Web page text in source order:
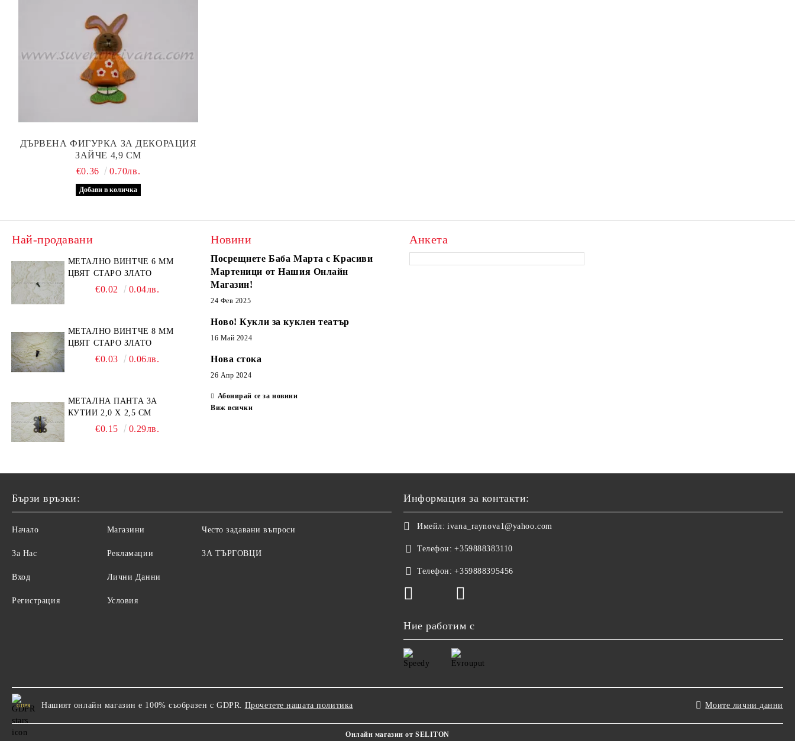
ДЪРВЕНА ФИГУРКА ЗА ДЕКОРАЦИЯ
ЗАЙЧЕ 4,9 СМ
€0.36
0.70лв.
Най-продавани
МЕТАЛНО ВИНТЧЕ 6 ММ
ЦВЯТ СТАРО ЗЛАТО
€0.02 0.04лв.
МЕТАЛНО ВИНТЧЕ 8 ММ
ЦВЯТ СТАРО ЗЛАТО
€0.03 0.06лв.
МЕТАЛНА ПАНТА ЗА
КУТИИ 2,0 Х 2,5 СМ
€0.15 0.29лв.
Новини
Посрещнете Баба Марта с Красиви
Мартеници от Нашия Онлайн
Магазин!
24 Фев 2025
Ново! Кукли за куклен театър
16 Май 2024
Нова стока
26 Апр 2024
Абонирай се за новини
Виж всички
Анкета
Бързи връзки:
Начало
За Нас
Вход
Регистрация
Магазини
Рекламации
Лични Данни
Условия
Често задавани въпроси
ЗА ТЪРГОВЦИ
Информация за контакти:
Имейл: ivana_raynova1@yahoo.com
Телефон: +359888383110
Телефон: +359888395456
Ние работим с
GDPR Нашият онлайн магазин е 100% съобразен с GDPR. Прочетете нашата политика Моите лични данни
Онлайн магазин от SELITON